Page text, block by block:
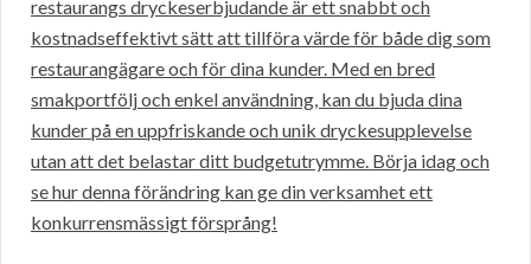
restaurangs dryckeserbjudande är ett snabbt och
kostnadseffektivt sätt att tillföra värde för både dig som
restaurangägare och för dina kunder. Med en bred
smakportfölj och enkel användning, kan du bjuda dina
kunder på en uppfriskande och unik dryckesupplevelse
utan att det belastar ditt budgetutrymme. Börja idag och
se hur denna förändring kan ge din verksamhet ett
konkurrensmässigt försprång!